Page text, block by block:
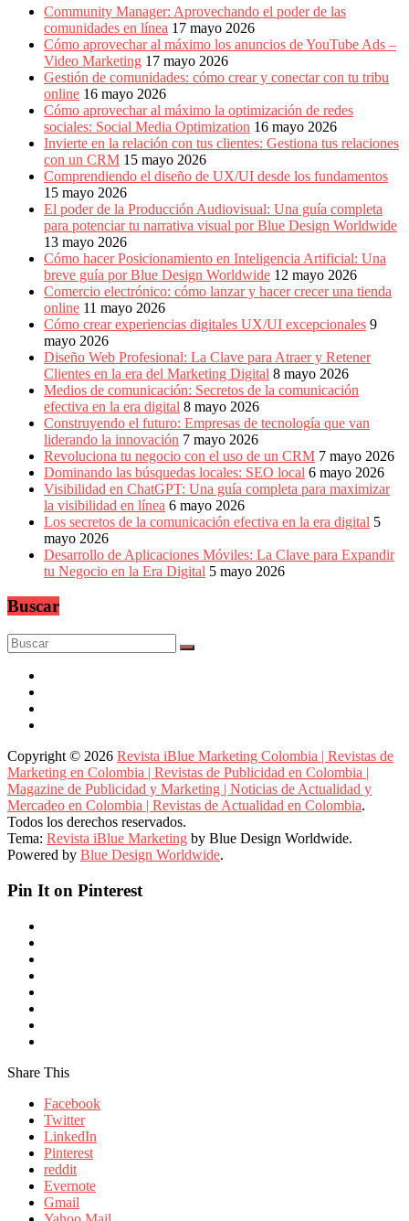
Community Manager: Aprovechando el poder de las
comunidades en línea 17 mayo 2026
Cómo aprovechar al máximo los anuncios de YouTube Ads –
Video Marketing 17 mayo 2026
Gestión de comunidades: cómo crear y conectar con tu tribu
online 16 mayo 2026
Cómo aprovechar al máximo la optimización de redes
sociales: Social Media Optimization 16 mayo 2026
Invierte en la relación con tus clientes: Gestiona tus relaciones
con un CRM 15 mayo 2026
Comprendiendo el diseño de UX/UI desde los fundamentos
15 mayo 2026
El poder de la Producción Audiovisual: Una guía completa
para potenciar tu narrativa visual por Blue Design Worldwide
13 mayo 2026
Cómo hacer Posicionamiento en Inteligencia Artificial: Una
breve guía por Blue Design Worldwide 12 mayo 2026
Comercio electrónico: cómo lanzar y hacer crecer una tienda
online 11 mayo 2026
Cómo crear experiencias digitales UX/UI excepcionales 9
mayo 2026
Diseño Web Profesional: La Clave para Atraer y Retener
Clientes en la era del Marketing Digital 8 mayo 2026
Medios de comunicación: Secretos de la comunicación
efectiva en la era digital 8 mayo 2026
Construyendo el futuro: Empresas de tecnología que van
liderando la innovación 7 mayo 2026
Revoluciona tu negocio con el uso de un CRM 7 mayo 2026
Dominando las búsquedas locales: SEO local 6 mayo 2026
Visibilidad en ChatGPT: Una guía completa para maximizar
la visibilidad en línea 6 mayo 2026
Los secretos de la comunicación efectiva en la era digital 5
mayo 2026
Desarrollo de Aplicaciones Móviles: La Clave para Expandir
tu Negocio en la Era Digital 5 mayo 2026
Buscar
Copyright © 2026 Revista iBlue Marketing Colombia | Revistas de
Marketing en Colombia | Revistas de Publicidad en Colombia |
Magazine de Publicidad y Marketing | Noticias de Actualidad y
Mercadeo en Colombia | Revistas de Actualidad en Colombia.
Todos los derechos reservados.
Tema: Revista iBlue Marketing by Blue Design Worldwide.
Powered by Blue Design Worldwide.
Pin It on Pinterest
Share This
Facebook
Twitter
LinkedIn
Pinterest
reddit
Evernote
Gmail